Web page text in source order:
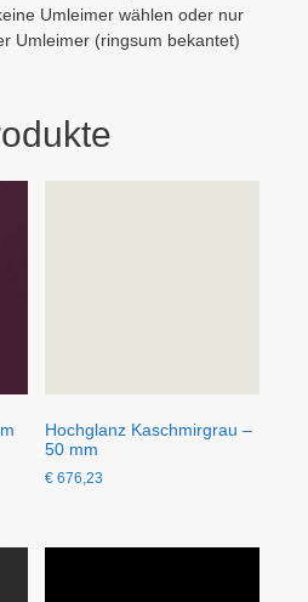
Umleimer wählen oder nur
Umleimer (ringsum bekantet)
Hochglanz Kaschmirgrau –
50 mm
€ 676,23